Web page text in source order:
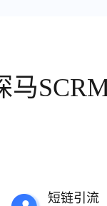
马
短链引流